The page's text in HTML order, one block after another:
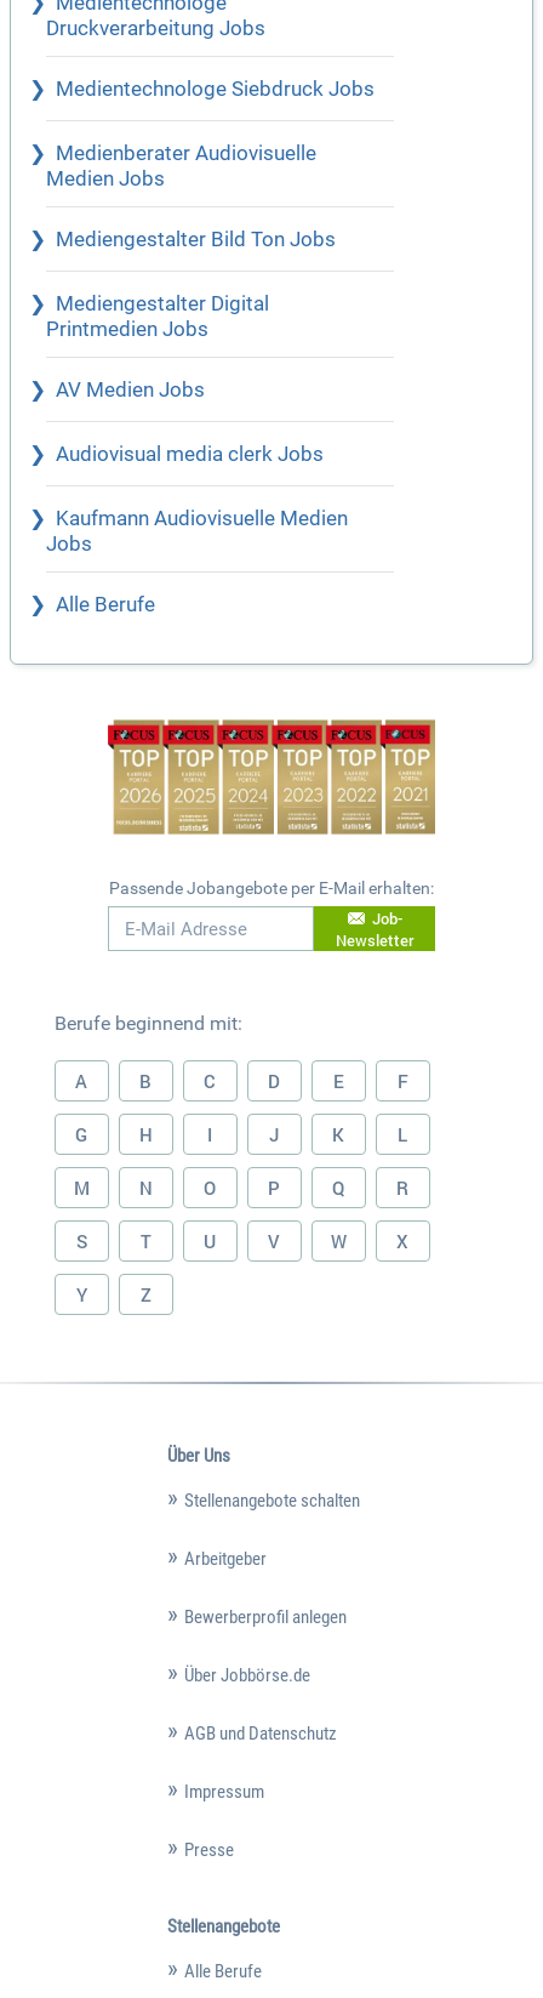
Druckverarbeitung Jobs
Medientechnologe Siebdruck Jobs
Medienberater Audiovisuelle
Medien Jobs
Mediengestalter Bild Ton Jobs
Mediengestalter Digital
Printmedien Jobs
AV Medien Jobs
Audiovisual media clerk Jobs
Kaufmann Audiovisuelle Medien
Jobs
Alle Berufe
Passende Jobangebote per E-Mail erhalten:
Job-
Newsletter
Berufe beginnend mit:
A B C D E F
G H I J K L
M N O P Q R
S T U V W X
Y Z
Über Uns
Stellenangebote schalten
Arbeitgeber
Bewerberprofil anlegen
Über Jobbörse.de
AGB und Datenschutz
Impressum
Presse
Stellenangebote
Alle Berufe